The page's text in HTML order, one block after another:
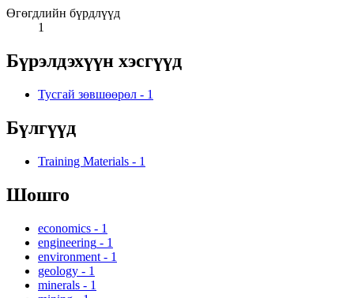
Өгөгдлийн бүрдлүүд
1
Бүрэлдэхүүн хэсгүүд
Тусгай зөвшөөрөл - 1
Бүлгүүд
Training Materials - 1
Шошго
economics - 1
engineering - 1
environment - 1
geology - 1
minerals - 1